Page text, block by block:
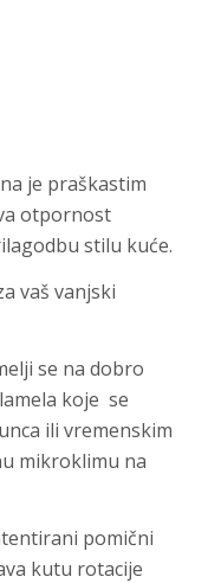
je praškastim
otpornost
stilu kuće.
vaš vanjski
se na dobro
koje se
ili vremenskim
mikroklimu na
pomični
kutu rotacije